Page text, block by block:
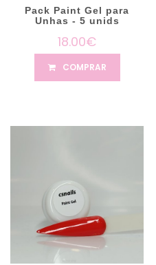
Pack Paint Gel para
Unhas - 5 unids
18.00€
COMPRAR